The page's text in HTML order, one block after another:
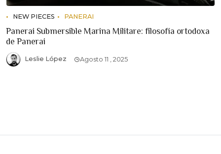
NEW PIECES PANERAI
Panerai Submersible Marina Militare: filosofía ortodoxa
de Panerai
Leslie López Agosto 11 , 2025